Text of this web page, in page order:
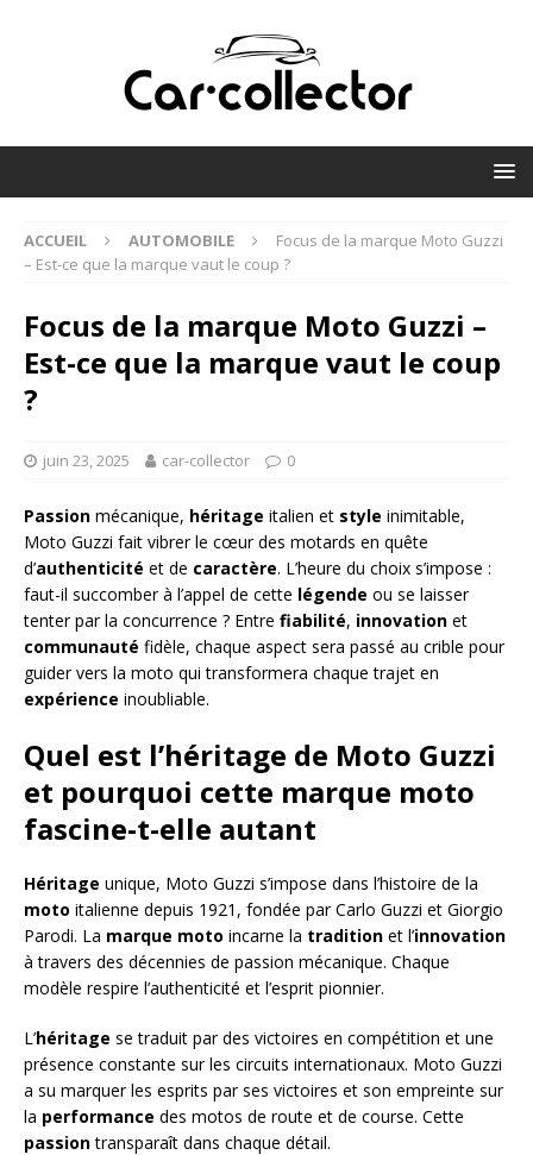
ACCUEIL AUTOMOBILE
Focus de la marque Moto Guzzi
– Est-ce que la marque vaut le coup ?
Focus de la marque Moto Guzzi –
Est-ce que la marque vaut le coup
?
juin 23, 2025 car-collector 0
Passion mécanique, héritage italien et style inimitable,
Moto Guzzi fait vibrer le cœur des motards en quête
d’authenticité et de caractère. L’heure du choix s’impose :
faut-il succomber à l’appel de cette légende ou se laisser
tenter par la concurrence ? Entre fiabilité, innovation et
communauté fidèle, chaque aspect sera passé au crible pour
guider vers la moto qui transformera chaque trajet en
expérience inoubliable.
Quel est l’héritage de Moto Guzzi
et pourquoi cette marque moto
fascine-t-elle autant
Héritage unique, Moto Guzzi s’impose dans l’histoire de la
moto italienne depuis 1921, fondée par Carlo Guzzi et Giorgio
Parodi. La marque moto incarne la tradition et l’innovation
à travers des décennies de passion mécanique. Chaque
modèle respire l’authenticité et l’esprit pionnier.
L’héritage se traduit par des victoires en compétition et une
présence constante sur les circuits internationaux. Moto Guzzi
a su marquer les esprits par ses victoires et son empreinte sur
la performance des motos de route et de course. Cette
passiontransparaît dans chaque détail.